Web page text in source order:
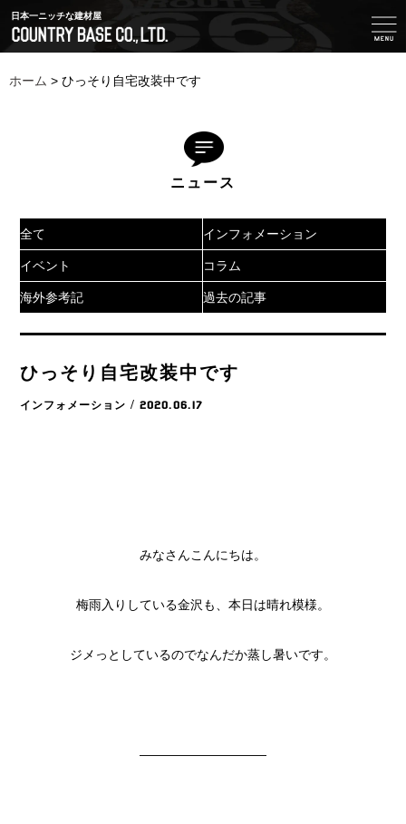
日本一ニッチな建材屋
ホーム > ひっそり自宅改装中です
ニュース
全て インフォメーション
イベント コラム
海外参考記 過去の記事
ひっそり自宅改装中です
インフォメーション / 2020.06.17
みなさんこんにちは。
梅雨入りしている金沢も、本日は晴れ模様。
ジメっとしているのでなんだか蒸し暑いです。
——————————